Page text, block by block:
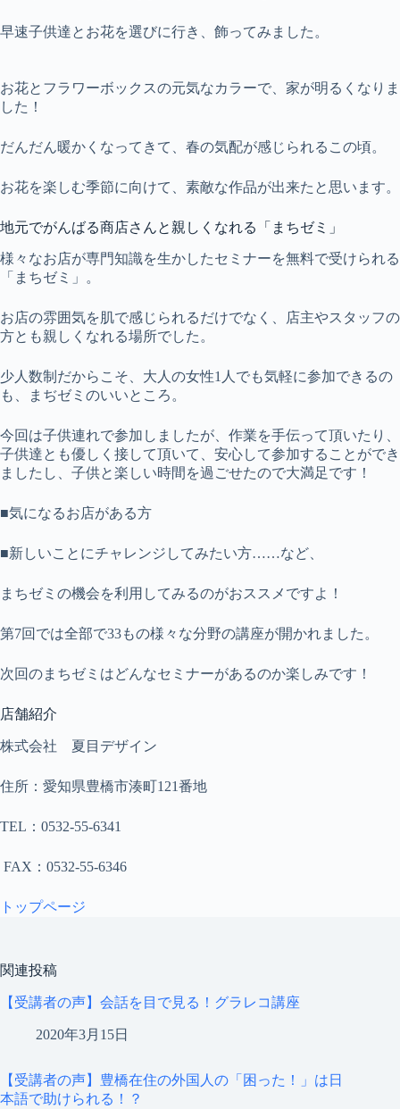
早速子供達とお花を選びに行き、飾ってみました。
お花とフラワーボックスの元気なカラーで、家が明るくなりま
した！
だんだん暖かくなってきて、春の気配が感じられるこの頃。
お花を楽しむ季節に向けて、素敵な作品が出来たと思います。
地元でがんばる商店さんと親しくなれる「まちゼミ」
様々なお店が専門知識を生かしたセミナーを無料で受けられる
「まちゼミ」。
お店の雰囲気を肌で感じられるだけでなく、店主やスタッフの
方とも親しくなれる場所でした。
少人数制だからこそ、大人の女性1人でも気軽に参加できるの
も、まぢゼミのいいところ。
今回は子供連れで参加しましたが、作業を手伝って頂いたり、
子供達とも優しく接して頂いて、安心して参加することができ
ましたし、子供と楽しい時間を過ごせたので大満足です！
■気になるお店がある方
■新しいことにチャレンジしてみたい方……など、
まちゼミの機会を利用してみるのがおススメですよ！
第7回では全部で33もの様々な分野の講座が開かれました。
次回のまちゼミはどんなセミナーがあるのか楽しみです！
店舗紹介
株式会社 夏目デザイン
住所：愛知県豊橋市湊町121番地
TEL：0532-55-6341
FAX：0532-55-6346
トップページ
関連投稿
【受講者の声】会話を目で見る！グラレコ講座
2020年3月15日
【受講者の声】豊橋在住の外国人の「困った！」は日
本語で助けられる！？